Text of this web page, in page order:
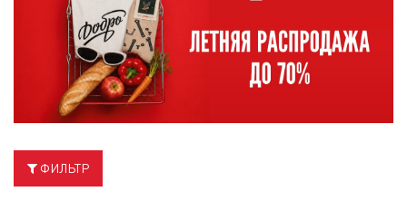
ФИЛЬТР